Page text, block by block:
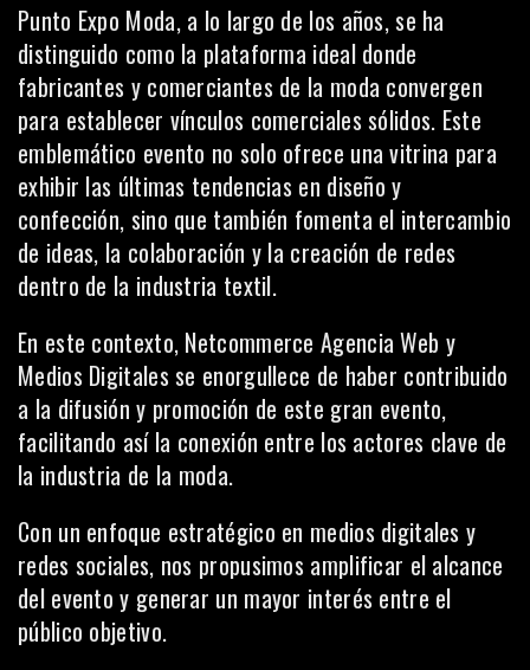
Punto Expo Moda, a lo largo de los años, se ha
distinguido como la plataforma ideal donde
fabricantes y comerciantes de la moda convergen
para establecer vínculos comerciales sólidos. Este
emblemático evento no solo ofrece una vitrina para
exhibir las últimas tendencias en diseño y
confección, sino que también fomenta el intercambio
de ideas, la colaboración y la creación de redes
dentro de la industria textil.
En este contexto, Netcommerce Agencia Web y
Medios Digitales se enorgullece de haber contribuido
a la difusión y promoción de este gran evento,
facilitando así la conexión entre los actores clave de
la industria de la moda.
Con un enfoque estratégico en medios digitales y
redes sociales, nos propusimos amplificar el alcance
del evento y generar un mayor interés entre el
público objetivo.